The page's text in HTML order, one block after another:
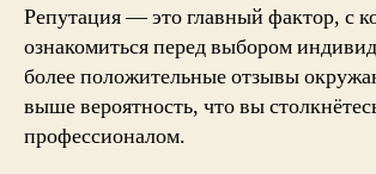
Репутация — это главный фактор, с
ознакомиться перед выбором
более положительные отзывы
выше вероятность, что вы
профессионалом.